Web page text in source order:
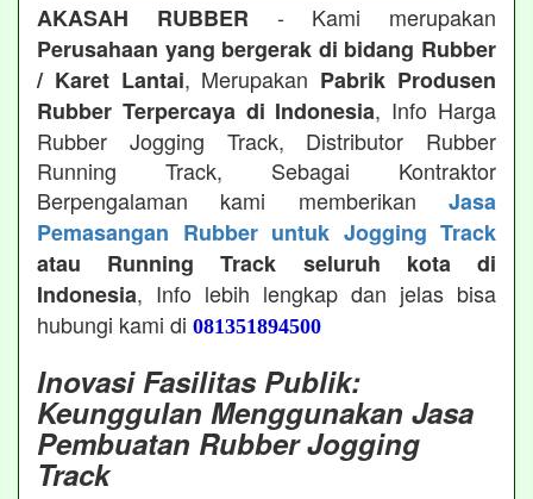
AKASAH RUBBER - Kami merupakan
Perusahaan yang bergerak di bidang Rubber
/ Karet Lantai, Merupakan Pabrik Produsen
Rubber Terpercaya di Indonesia, Info Harga
Rubber Jogging Track, Distributor Rubber
Running Track, Sebagai Kontraktor
Berpengalaman kami memberikan Jasa
Pemasangan Rubber untuk Jogging Track
atau Running Track seluruh kota di
Indonesia, Info lebih lengkap dan jelas bisa
hubungi kami di 081351894500
Inovasi Fasilitas Publik:
Keunggulan Menggunakan Jasa
Pembuatan Rubber Jogging
Track